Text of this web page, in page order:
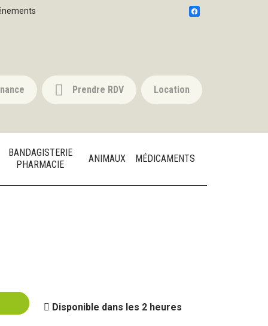
Prendre RDV Location
BANDAGISTERIE
PHARMACIE
ANIMAUX MÉDICAMENTS
Disponible dans les 2 heures